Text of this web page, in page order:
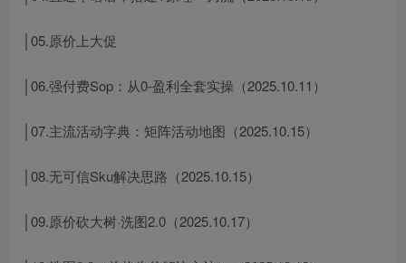
│05.原价上大促
│06.强付费Sop：从0-盈利全套实操（2025.10.11）
│07.主流活动字典：矩阵活动地图（2025.10.15）
│08.无可信Sku解决思路（2025.10.15）
│09.原价砍大树·洗图2.0（2025.10.17）